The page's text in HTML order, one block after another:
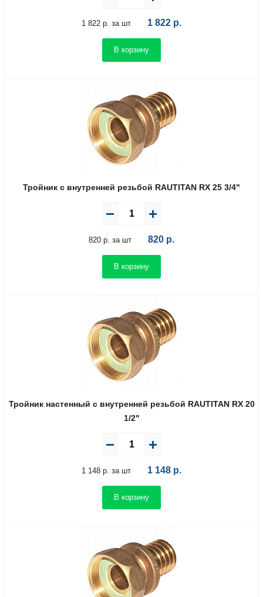
1 822 р. за шт 1 822 р.
В корзину
Тройник с внутренней резьбой RAUTITAN RX 25 3/4"
820 р. за шт 820 р.
В корзину
Тройник настенный с внутренней резьбой RAUTITAN RX 20
1/2"
1 148 р. за шт 1 148 р.
В корзину